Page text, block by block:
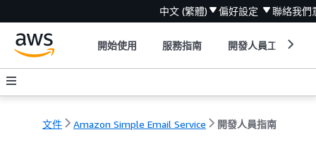
中文 (繁體) 偏好設定 聯絡我們
開始使用 服務指南 開發人員工具
文件 Amazon Simple Email Service 開發人員指南